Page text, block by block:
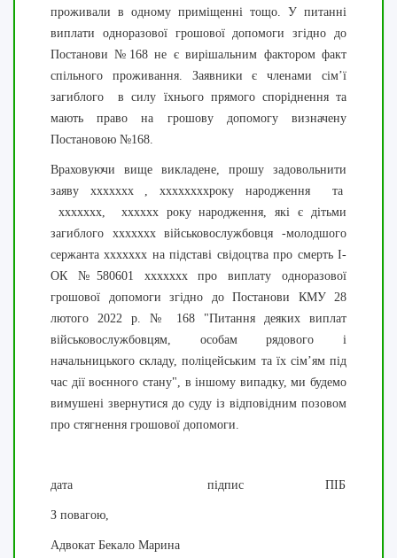
проживали в одному приміщенні тощо. У питанні
виплати одноразової грошової допомоги згідно до
Постанови №168 не є вирішальним фактором факт
спільного проживання. Заявники є членами сім’ї
загиблого в силу їхнього прямого споріднення та
мають право на грошову допомогу визначену
Постановою №168.
Враховуючи вище викладене, прошу задовольнити
заяву ххххххх , ххххххххроку народження та
xxxxxxx, xxxxxx року народження, які є дітьми
загиблого ххххххх військовослужбовця -молодшого
сержанта ххххххх на підставі свідоцтва про смерть І-
ОК №580601 ххххххх про виплату одноразової
грошової допомоги згідно до Постанови КМУ 28
лютого 2022 р. № 168 "Питання деяких виплат
військовослужбовцям, особам рядового і
начальницького складу, поліцейським та їх сім’ям під
час дії воєнного стану", в іншому випадку, ми будемо
вимушені звернутися до суду із відповідним позовом
про стягнення грошової допомоги.
дата підпис ПІБ
З повагою,
Адвокат Бекало Марина